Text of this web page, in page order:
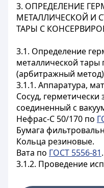
3. ОПРЕДЕЛЕНИЕ
МЕТАЛЛИЧЕСКОЙ И
ТАРЫ С
3.1. Определение
металлической
(арбитражный
3.1.1. Аппаратура,
Сосуд,
соединенный с
Нефрас-С 50/170 по
Бумага
Кольца резиновые.
Вата по ГОСТ 5556-81.
3.1.2. Проведение